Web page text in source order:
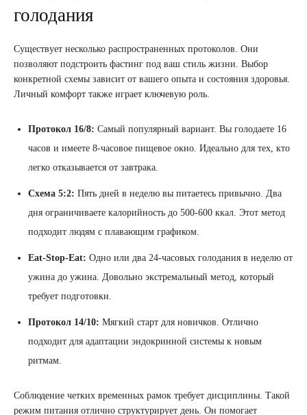
голодания
Существует несколько распространенных протоколов. Они
позволяют подстроить фастинг под ваш стиль жизни. Выбор
конкретной схемы зависит от вашего опыта и состояния здоровья.
Личный комфорт также играет ключевую роль.
Протокол 16/8: Самый популярный вариант. Вы голодаете 16
часов и имеете 8-часовое пищевое окно. Идеально для тех, кто
легко отказывается от завтрака.
Схема 5:2: Пять дней в неделю вы питаетесь привычно. Два
дня ограничиваете калорийность до 500-600 ккал. Этот метод
подходит людям с плавающим графиком.
Eat-Stop-Eat: Одно или два 24-часовых голодания в неделю от
ужина до ужина. Довольно экстремальный метод, который
требует подготовки.
Протокол 14/10: Мягкий старт для новичков. Отлично
подходит для адаптации эндокринной системы к новым
ритмам.
Соблюдение четких временных рамок требует дисциплины. Такой
режим питания отлично структурирует день. Он помогает